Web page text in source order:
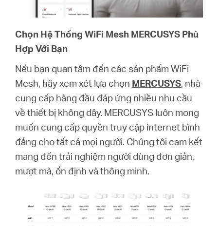
Chọn Hệ Thống WiFi Mesh MERCUSYS Phù
Hợp Với Bạn
Nếu bạn quan tâm đến các sản phẩm WiFi
Mesh, hãy xem xét lựa chọn MERCUSYS, nhà
cung cấp hàng đầu đáp ứng nhiều nhu cầu
về thiết bị không dây. MERCUSYS luôn mong
muốn cung cấp quyền truy cập internet bình
đẳng cho tất cả mọi người. Chúng tôi cam kết
mang đến trải nghiệm người dùng đơn giản,
mượt mà, ổn định và thông minh.